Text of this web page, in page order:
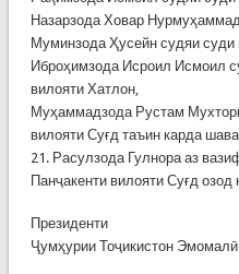
Назарзода Ховар
Муминзода Ҳусейн судяи
Иброҳимзода Исроил Исмоил
вилояти Хатлон,
Муҳаммадзода Рустам
вилояти Суғд таъин карда
21. Расулзода Гулнора аз
Панҷакенти вилояти Суғд
Президенти
Ҷумҳурии Тоҷикистон